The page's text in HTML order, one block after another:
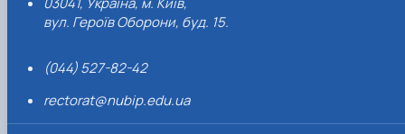
вул. Героїв Оборони, буд. 15.
(044) 527-82-42
rectorat@nubip.edu.ua